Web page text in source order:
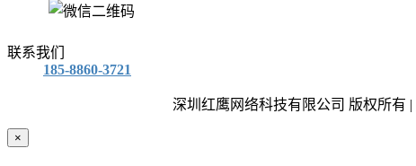
联系我们
185-8860-3721
深圳红鹰网络科技有限公司 版权所有 |
×